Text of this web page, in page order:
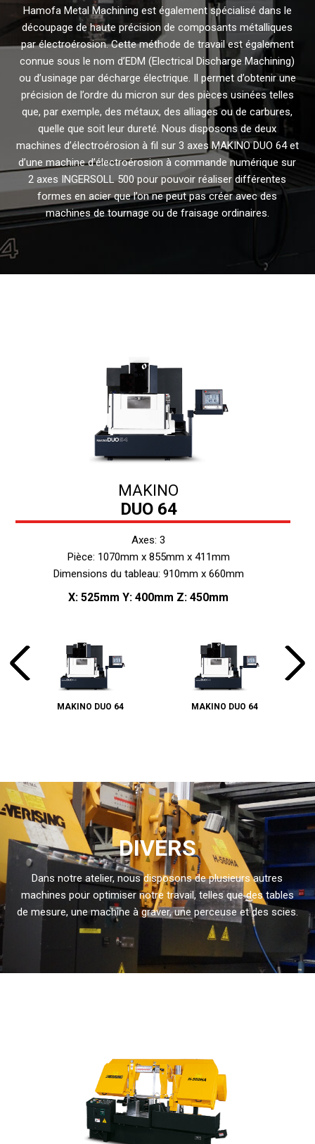
Hamofa Metal Machining est également spécialisé dans le
découpage de haute précision de composants métalliques
par électroérosion. Cette méthode de travail est également
connue sous le nom d’EDM (Electrical Discharge Machining)
ou d’usinage par décharge électrique. Il permet d’obtenir une
précision de l’ordre du micron sur des pièces usinées telles
que, par exemple, des métaux, des alliages ou de carbures,
quelle que soit leur dureté. Nous disposons de deux
machines d’électroérosion à fil sur 3 axes MAKINO DUO 64 et
d’une machine d’électroérosion à commande numérique sur
2 axes INGERSOLL 500 pour pouvoir réaliser différentes
formes en acier que l’on ne peut pas créer avec des
machines de tournage ou de fraisage ordinaires.
MAKINO
DUO 64
Axes: 3
Pièce: 1070mm x 855mm x 411mm
Dimensions du tableau: 910mm x 660mm
X: 525mm Y: 400mm Z: 450mm
MAKINO DUO 64 MAKINO DUO 64
DIVERS
Dans notre atelier, nous disposons de plusieurs autres
machines pour optimiser notre travail, telles que des tables
de mesure, une machine à graver, une perceuse et des scies.